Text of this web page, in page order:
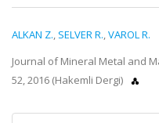
ALKAN Z., SELVER R.,VAROL R.
Journal of Mineral Metal and
52, 2016 (Hakemli Dergi)